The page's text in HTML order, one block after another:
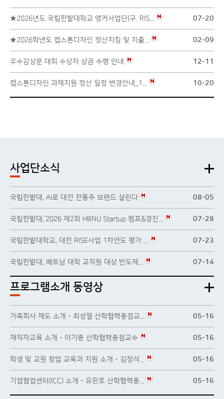
★2026년도 국립한밭대학교 앵커사업단(구. RIS... 07-20
★2026학년도 캡스톤디자인 정산지침 및 지출... 02-09
우수감상문 대회 수상자 상금 수령 안내 12-11
캡스톤디자인 과제지원 정산 일정 변경안내_1... 10-20
사업단소식
국립한밭대, AI로 대전 전통주 브랜드 살린다 08-05
국립한밭대,‘2026 제2회 HBNU Startup 캠프&경진... 07-28
국립한밭대학교, 대전 RISE사업 1차연도 평가 ... 07-23
국립한밭대, 베트남 대학 교직원 대상 반도체... 07-14
프로그램소개 동영상
가족회사 제도 소개 - 최성열 산학협력중점교... 05-16
재직자교육 소개 - 이기종 산학협력중점교수 05-16
학생 및 교원 창업 교육과 지원 소개 - 김정석... 05-16
기업협업센터(ICC) 소개 - 유완호 산학협력중... 05-16